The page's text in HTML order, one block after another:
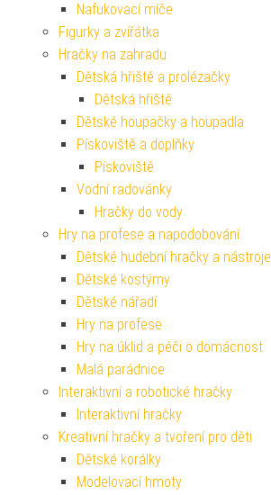
Nafukovací míče
Figurky a zvířátka
Hračky na zahradu
Dětská hřiště a prolézačky
Dětská hřiště
Dětské houpačky a houpadla
Pískoviště a doplňky
Pískoviště
Vodní radovánky
Hračky do vody
Hry na profese a napodobování
Dětské hudební hračky a nástroje
Dětské kostýmy
Dětské nářadí
Hry na profese
Hry na úklid a péči o domácnost
Malá parádnice
Interaktivní a robotické hračky
Interaktivní hračky
Kreativní hračky a tvoření pro děti
Dětské korálky
Modelovací hmoty